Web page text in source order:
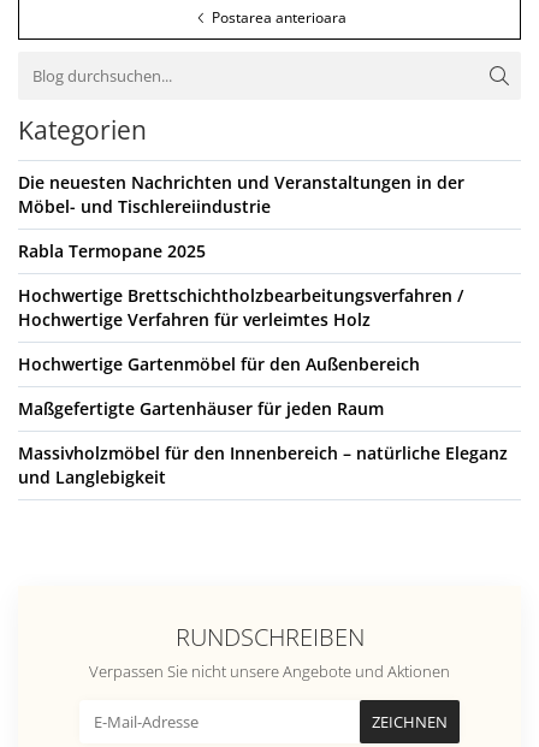
Postarea anterioara
Kategorien
Die neuesten Nachrichten und Veranstaltungen in der
Möbel- und Tischlereiindustrie
Rabla Termopane 2025
Hochwertige Brettschichtholzbearbeitungsverfahren /
Hochwertige Verfahren für verleimtes Holz
Hochwertige Gartenmöbel für den Außenbereich
Maßgefertigte Gartenhäuser für jeden Raum
Massivholzmöbel für den Innenbereich – natürliche Eleganz
und Langlebigkeit
RUNDSCHREIBEN
Verpassen Sie nicht unsere Angebote und Aktionen